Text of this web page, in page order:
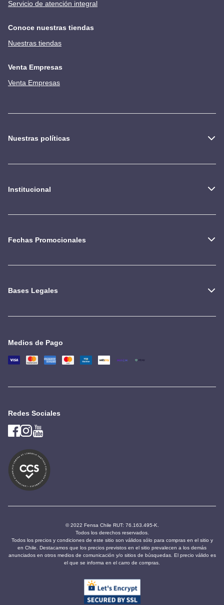
Servicio de atención integral
Conoce nuestras tiendas
Nuestras tiendas
Venta Empresas
Venta Empresas
Nuestras políticas
Institucional
Fechas Promocionales
Bases Legales
Medios de Pago
Redes Sociales
© 2022 Fensa Chile RUT: 76.163.495-K.
Todos los derechos reservados.
Todos los precios y condiciones de este sitio son válidos sólo para compras en el sitio y
en Chile. Destacamos que los precios previstos en el sitio prevalecen a los demás
anunciados en otros medios de comunicación y/o sitios de búsquedas. El precio válido es
el que se informa en el carro de compras.